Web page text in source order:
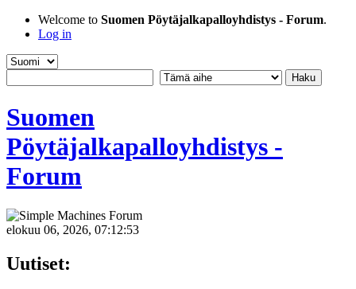
Welcome to Suomen Pöytäjalkapalloyhdistys - Forum.
Log in
Suomen
Pöytäjalkapalloyhdistys -
Forum
elokuu 06, 2026, 07:12:53
Uutiset: